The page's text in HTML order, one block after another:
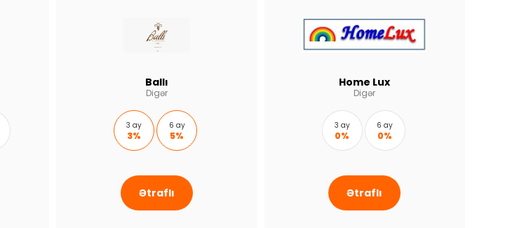
Ballı
Digər
3 ay
3%
6 ay
5%
Ətraflı
Home Lux
Digər
3 ay
0%
6 ay
0%
Ətraflı